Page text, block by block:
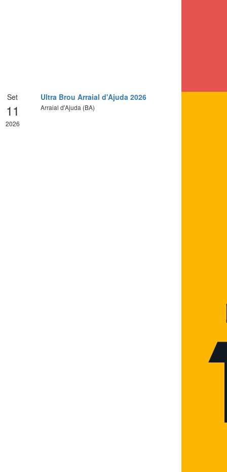
Set
11
2026
Ultra Brou Arraial d'Ajuda 2026
Arraial d'Ajuda (BA)